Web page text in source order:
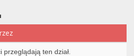
ten dział.